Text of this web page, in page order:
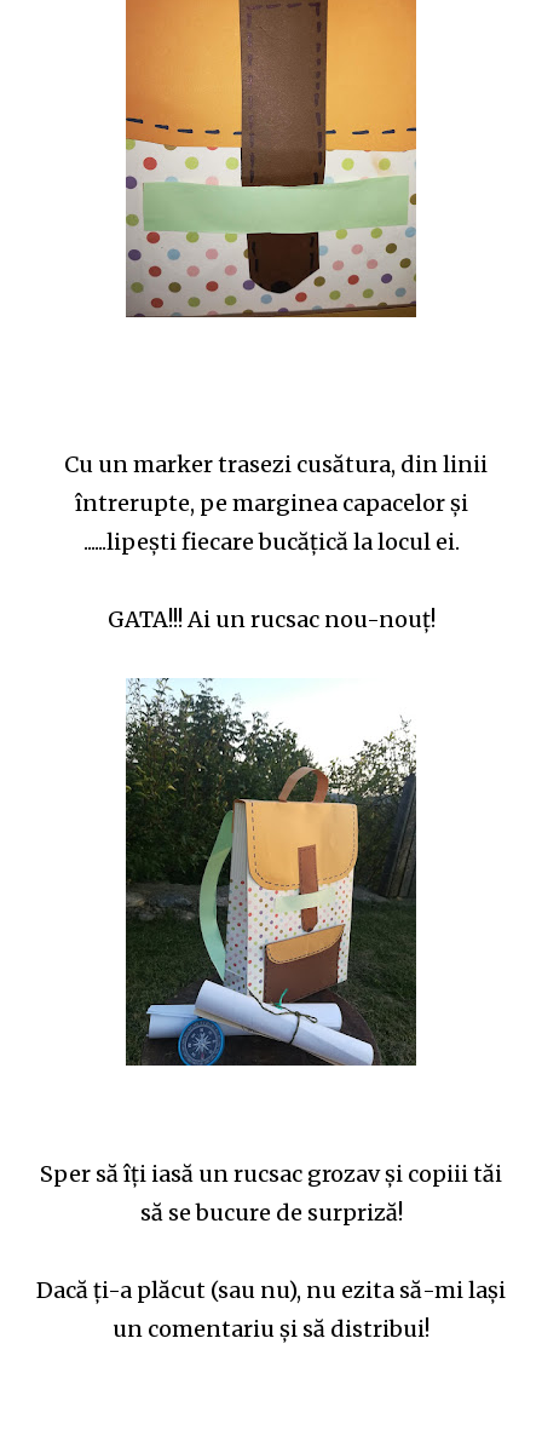
Cu un marker trasezi cusătura, din linii
întrerupte, pe marginea capacelor şi
......lipeşti fiecare bucăţică la locul ei.
GATA!!! Ai un rucsac nou-nouţ!
Sper să îţi iasă un rucsac grozav şi copiii tăi
să se bucure de surpriză!
Dacă ţi-a plăcut (sau nu), nu ezita să-mi laşi
un comentariu şi să distribui!